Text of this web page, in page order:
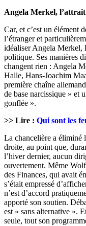
Angela Merkel,
Car, et c’est un élément
l’étranger et
idéaliser Angela Merkel,
politique. Ses manières
changent rien : Angela
Halle, Hans-Joachim
première chaîne
de base narcissique » et
gonflée ».
>> Lire : Qui sont les
La chancelière a éliminé
droite, au point que,
l’hiver dernier, aucun
ouvertement. Même
des Finances, qui avait
s’était empressé
n’est d’accord
apporté son soutien.
est « sans alternative ».
seule, tout son